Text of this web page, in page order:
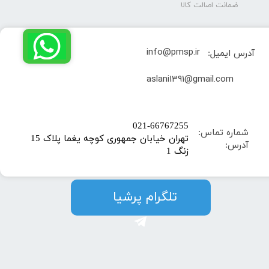
ضمانت اصالت کالا
شماره تماس:
آدرس:
​021-66767255
تهران خیابان جمهوری کوچه یغما پلاک 15
زنگ 1
آدرس ایمیل:
info@pmsp.ir
​aslani1391@gmail.com
​​​​تلگرام پرشیا